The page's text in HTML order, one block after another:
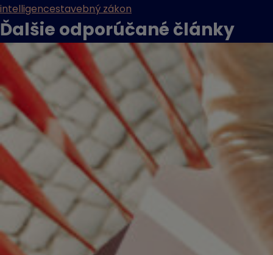
intelligencestavebný zákon
Ďalšie odporúčané články